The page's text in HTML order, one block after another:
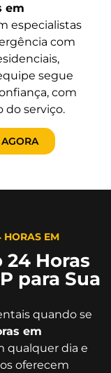
em
especialistas
com
segue
com
do serviço.
HORAS EM
24 Horas
para Sua
quando se
em
qualquer dia e
oferecem